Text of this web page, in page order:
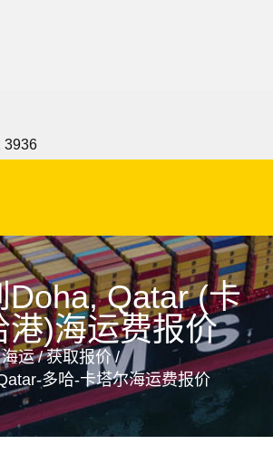
3936
Doha, Qatar (卡
港)海运费报价
海运 / 获取报价 /
多哈-卡塔尔海运费报价